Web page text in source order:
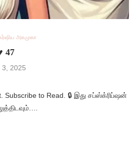
அகமுகா
47
3, 2025
Subscribe to Read. 🔒 இது சப்ஸ்க்ரிப்ஷன்